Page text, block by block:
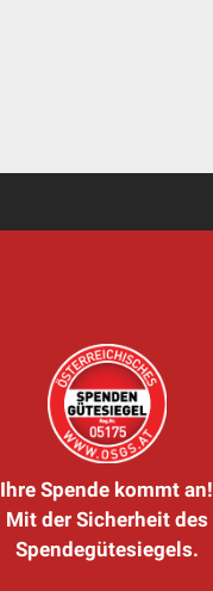
Ihre Spende kommt an!
Mit der Sicherheit des
Spendegütesiegels.